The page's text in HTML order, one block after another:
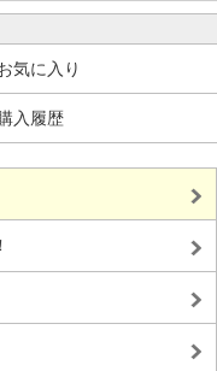
気に入り
入履歴